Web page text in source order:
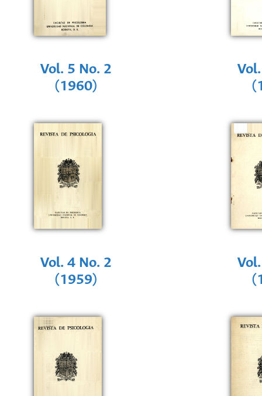
Vol. 5 No. 2
(1960)
Vol. 4 No. 2
(1959)